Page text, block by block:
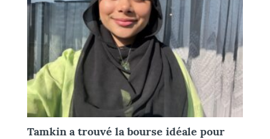
Tamkin a trouvé la bourse idéale pour